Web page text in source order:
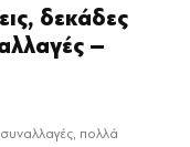
δεκάδες
–
πολλά